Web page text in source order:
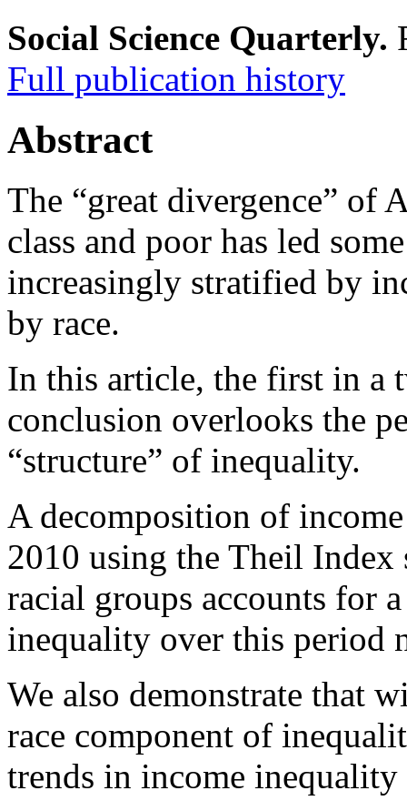
Social Science Quarterly.
Full publication history
Abstract
The “great divergence” of
class and poor has led
increasingly stratified by
by race.
In this article, the first in a
conclusion overlooks the
“structure” of inequality.
A decomposition of
2010 using the Theil
racial groups accounts for
inequality over this period
We also demonstrate that
race component of
trends in income